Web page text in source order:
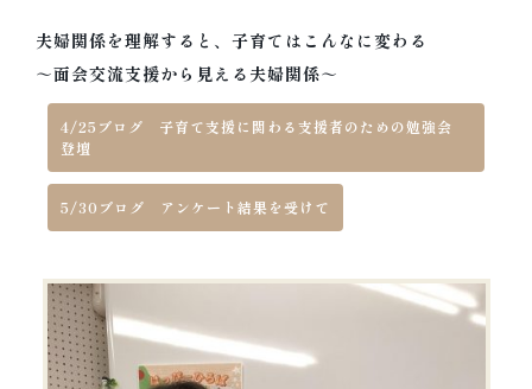
夫婦関係を理解すると、子育てはこんなに変わる
～面会交流支援から見える夫婦関係～
4/25ブログ 子育て支援に関わる支援者のための勉強会
登壇
5/30ブログ アンケート結果を受けて